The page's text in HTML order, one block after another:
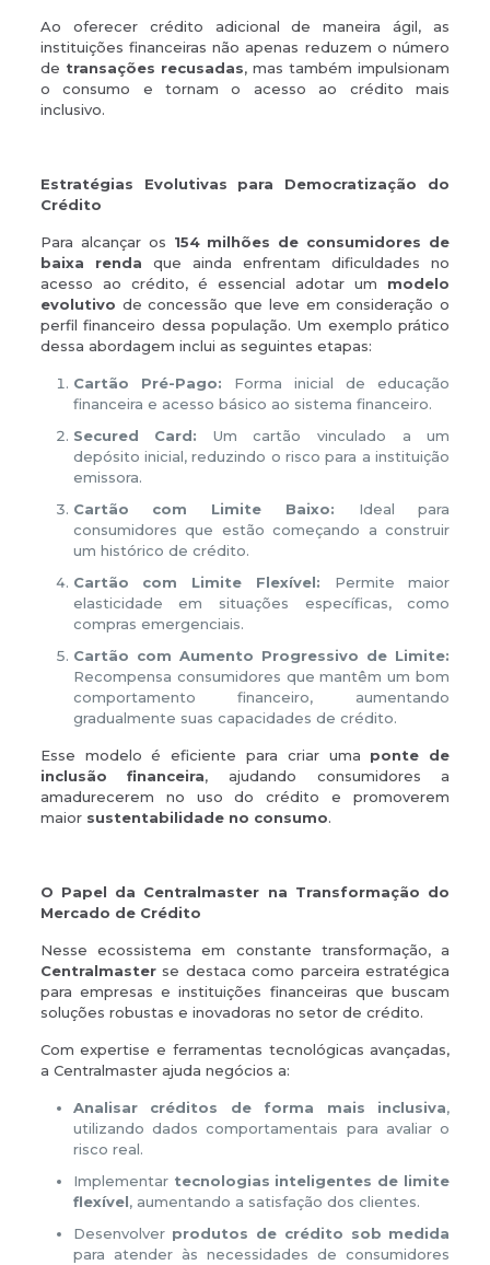
Ao oferecer crédito adicional de maneira ágil, as
instituições financeiras não apenas reduzem o número
de transações recusadas, mas também impulsionam
o consumo e tornam o acesso ao crédito mais
inclusivo.
Estratégias Evolutivas para Democratização do
Crédito
Para alcançar os 154 milhões de consumidores de
baixa renda que ainda enfrentam dificuldades no
acesso ao crédito, é essencial adotar um modelo
evolutivo de concessão que leve em consideração o
perfil financeiro dessa população. Um exemplo prático
dessa abordagem inclui as seguintes etapas:
Cartão Pré-Pago: Forma inicial de educação
financeira e acesso básico ao sistema financeiro.
Secured Card: Um cartão vinculado a um
depósito inicial, reduzindo o risco para a instituição
emissora.
Cartão com Limite Baixo: Ideal para
consumidores que estão começando a construir
um histórico de crédito.
Cartão com Limite Flexível: Permite maior
elasticidade em situações específicas, como
compras emergenciais.
Cartão com Aumento Progressivo de Limite:
Recompensa consumidores que mantêm um bom
comportamento financeiro, aumentando
gradualmente suas capacidades de crédito.
Esse modelo é eficiente para criar uma ponte de
inclusão financeira, ajudando consumidores a
amadurecerem no uso do crédito e promoverem
maior sustentabilidade no consumo.
O Papel da Centralmaster na Transformação do
Mercado de Crédito
Nesse ecossistema em constante transformação, a
Centralmasterse destaca como parceira estratégica
para empresas e instituições financeiras que buscam
soluções robustas e inovadoras no setor de crédito.
Com expertise e ferramentas tecnológicas avançadas,
a Centralmaster ajuda negócios a:
Analisar créditos de forma mais inclusiva,
utilizando dados comportamentais para avaliar o
risco real.
Implementar tecnologias inteligentes de limite
flexível, aumentando a satisfação dos clientes.
Desenvolver produtos de crédito sob medida
para atender às necessidades de consumidores